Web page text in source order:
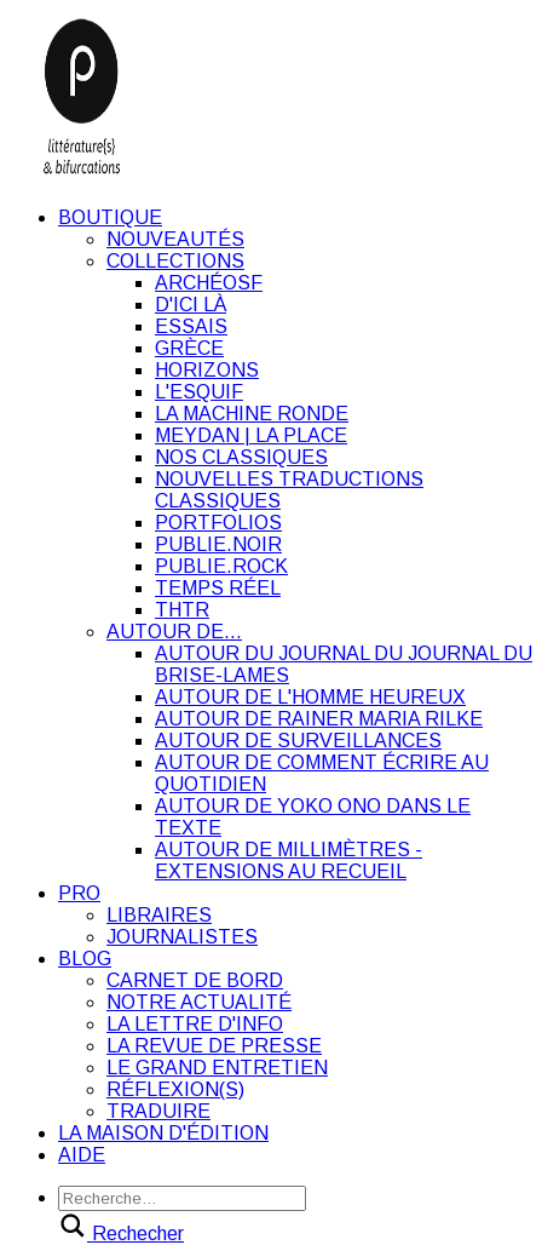
BOUTIQUE
NOUVEAUTÉS
COLLECTIONS
ARCHÉOSF
D'ICI LÀ
ESSAIS
GRÈCE
HORIZONS
L'ESQUIF
LA MACHINE RONDE
MEYDAN | LA PLACE
NOS CLASSIQUES
NOUVELLES TRADUCTIONS
CLASSIQUES
PORTFOLIOS
PUBLIE.NOIR
PUBLIE.ROCK
TEMPS RÉEL
THTR
AUTOUR DE…
AUTOUR DU JOURNAL DU JOURNAL DU
BRISE-LAMES
AUTOUR DE L'HOMME HEUREUX
AUTOUR DE RAINER MARIA RILKE
AUTOUR DE SURVEILLANCES
AUTOUR DE COMMENT ÉCRIRE AU
QUOTIDIEN
AUTOUR DE YOKO ONO DANS LE
TEXTE
AUTOUR DE MILLIMÈTRES -
EXTENSIONS AU RECUEIL
PRO
LIBRAIRES
JOURNALISTES
BLOG
CARNET DE BORD
NOTRE ACTUALITÉ
LA LETTRE D'INFO
LA REVUE DE PRESSE
LE GRAND ENTRETIEN
RÉFLEXION(S)
TRADUIRE
LA MAISON D'ÉDITION
AIDE
Rechecher